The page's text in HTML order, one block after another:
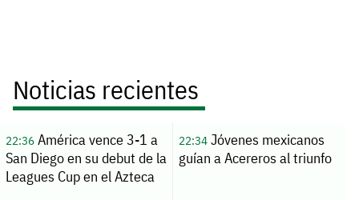
Noticias recientes
22:36América vence 3-1 a
San Diego en su debut de la
Leagues Cup en el Azteca
22:34Jóvenes mexicanos
guían a Acereros al triunfo